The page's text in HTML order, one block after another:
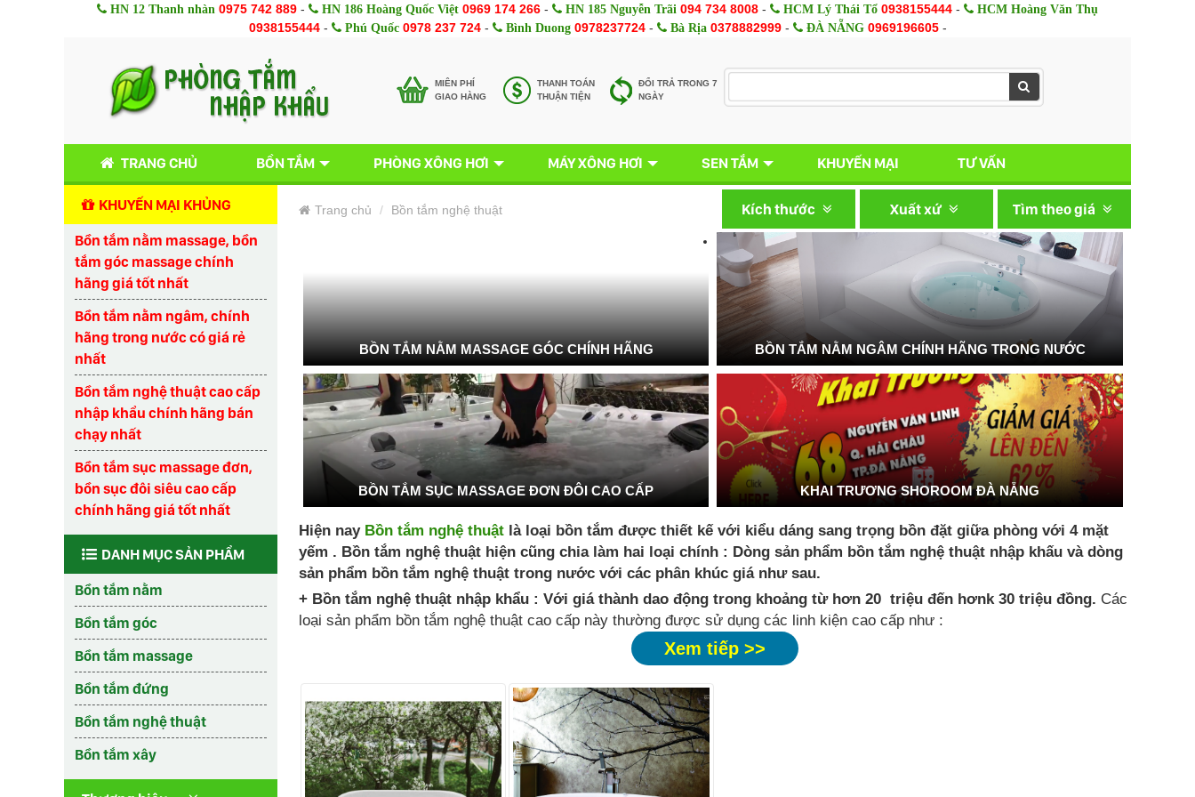
HN 12 Thanh nhàn 0975 742 889 - HN 186 Hoàng Quốc Việt 0969 174 266 - HN 185 Nguyễn Trãi 094 734 8008 - HCM Lý Thái Tổ 0938155444 - HCM Hoàng Văn Thụ
0938155444- Phú Quốc 0978 237 724- Bình Duong 0978237724- Bà Rịa 0378882999- ĐÀ NẴNG 0969196605-
MIÊN PHÍ
GIAO HÀNG
THANH TOÁN
THUẬN TIỆN
ĐỔI TRẢ TRONG 7
NGÀY
TRANG CHỦ BỒN TẮM PHÒNG XÔNG HƠI MÁY XÔNG HƠI SEN TẮM KHUYẾN MẠI TƯ VẤN
KHUYẾN MẠI KHỦNG
Bồn tắm nằm massage, bồn
tắm góc massage chính
hãng giá tốt nhất
Bồn tắm nằm ngâm, chính
hãng trong nước có giá rẻ
nhất
Bồn tắm nghệ thuật cao cấp
nhập khẩu chính hãng bán
chạy nhất
Bồn tắm sục massage đơn,
bồn sục đôi siêu cao cấp
chính hãng giá tốt nhất
DANH MỤC SẢN PHẨM
Bồn tắm nằm
Bồn tắm góc
Bồn tắm massage
Bồn tắm đứng
Bồn tắm nghệ thuật
Bồn tắm xây
Trang chủ Bồn tắm nghệ thuật Tìm theo giá
Xuất xứ
Kích thước
BỒN TẮM NẰM MASSAGE GÓC CHÍNH HÃNG BỒN TẮM NẰM NGÂM CHÍNH HÃNG TRONG NƯỚC
BỒN TẮM SỤC MASSAGE ĐƠN ĐÔI CAO CẤP KHAI TRƯƠNG SHOROOM ĐÀ NẴNG
Hiện nay Bồn tắm nghệ thuật là loại bồn tắm được thiết kế với kiểu dáng sang trọng bồn đặt giữa phòng với 4 mặt
yếm . Bồn tắm nghệ thuật hiện cũng chia làm hai loại chính : Dòng sản phẩm bồn tắm nghệ thuật nhập khấu và dòng
sản phẩm bồn tắm nghệ thuật trong nước với các phân khúc giá như sau.
+ Bồn tắm nghệ thuật nhập khẩu : Với giá thành dao động trong khoảng từ hơn 20 triệu đến hơnk 30 triệu đồng. Các
loại sản phẩm bồn tắm nghệ thuật cao cấp này thường được sử dụng các linh kiện cao cấp như :
Xem tiếp >>